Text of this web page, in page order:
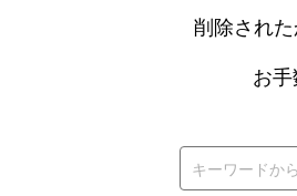
削除され
お